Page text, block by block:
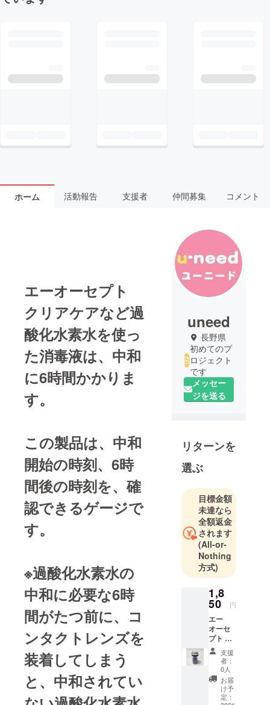
ホーム 活動報告 支援者 仲間募集 コメント
エーオーセプト
クリアケアなど過
酸化水素水を使っ
た消毒液は、中和
に6時間かかりま
す。
この製品は、中和
開始の時刻、6時
間後の時刻を、確
認できるゲージで
す。
※過酸化水素水の
中和に必要な6時
間がたつ前に、コ
ンタクトレンズを
装着してしまう
と、中和されてい
uneed
長野県
初めてのプ
ロジェクト
です
メッセー
ジを送る
リターンを
選ぶ
目標金額
未達なら
全額返金
されます
(All-or-
Nothing
方式)
1,8
50 円
エー
オーセ
プト ク
リアケ
ア用 タ
イム
ゲージ
支援
者：
0人
お届
け予
定：